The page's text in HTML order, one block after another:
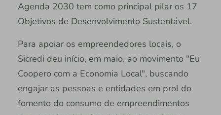
Agenda 2030 tem como principal pilar os 17
Objetivos de Desenvolvimento Sustentável.
Para apoiar os empreendedores locais, o
Sicredi deu início, em maio, ao movimento "Eu
Coopero com a Economia Local", buscando
engajar as pessoas e entidades em prol do
fomento do consumo de empreendimentos